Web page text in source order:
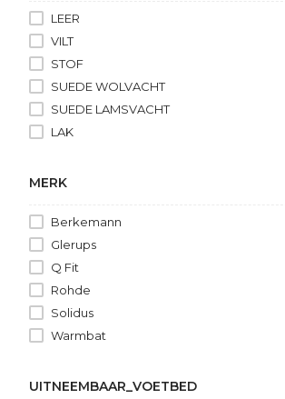
LEER
VILT
STOF
SUEDE WOLVACHT
SUEDE LAMSVACHT
LAK
MERK
Berkemann
Glerups
Q Fit
Rohde
Solidus
Warmbat
UITNEEMBAAR_VOETBED